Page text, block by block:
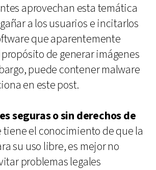
aprovechan esta temática
a los usuarios e incitarlos
que aparentemente
de generar imágenes
puede contener malware
en este post.
seguras o sin derechos de
tiene el conocimiento de que la
su uso libre, es mejor no
problemas legales